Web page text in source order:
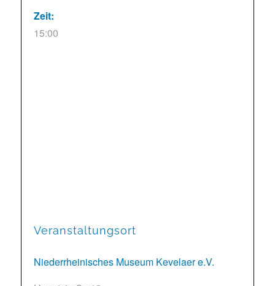
Zeit:
15:00
Veranstaltungsort
Niederrheinisches Museum Kevelaer e.V.